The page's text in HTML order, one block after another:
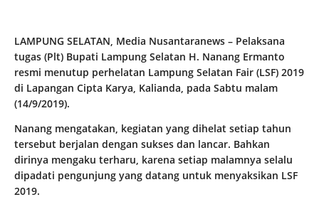
LAMPUNG SELATAN, Media Nusantaranews – Pelaksana
tugas (Plt) Bupati Lampung Selatan H. Nanang Ermanto
resmi menutup perhelatan Lampung Selatan Fair (LSF) 2019
di Lapangan Cipta Karya, Kalianda, pada Sabtu malam
(14/9/2019).
Nanang mengatakan, kegiatan yang dihelat setiap tahun
tersebut berjalan dengan sukses dan lancar. Bahkan
dirinya mengaku terharu, karena setiap malamnya selalu
dipadati pengunjung yang datang untuk menyaksikan LSF
2019.